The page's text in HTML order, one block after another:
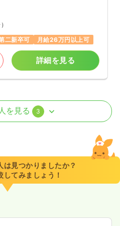
二新卒可 月給26万円以上可
詳細を見る
新卒可 月給27万円以上可
を見る 3
は見つかりましたか？
してみましょう！